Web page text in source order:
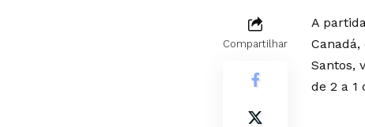
Compartilhar
A
Santos,
de 2 a 1